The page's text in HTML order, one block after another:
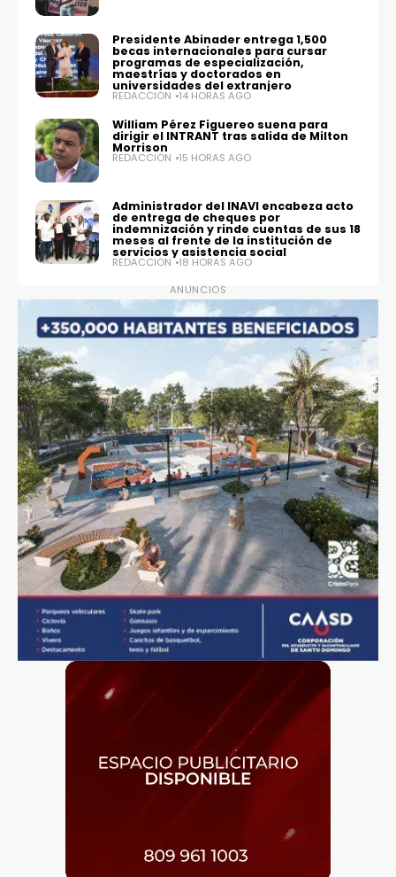
Presidente Abinader entrega 1,500
becas internacionales para cursar
programas de especialización,
maestrías y doctorados en
universidades del extranjero
REDACCIÓN 14 HORAS AGO
William Pérez Figuereo suena para
dirigir el INTRANT tras salida de Milton
Morrison
REDACCIÓN 15 HORAS AGO
Administrador del INAVI encabeza acto
de entrega de cheques por
indemnización y rinde cuentas de sus 18
meses al frente de la institución de
servicios y asistencia social
REDACCIÓN
18 HORAS AGO
ANUNCIOS